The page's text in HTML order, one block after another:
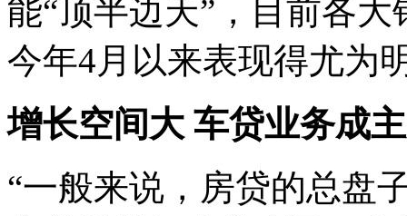
能“顶半边天”，目前各
今年4月以来表现得尤为
增长空间大 车贷业务成
“一般来说，房贷的总盘